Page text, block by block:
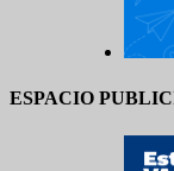
ESPACIO